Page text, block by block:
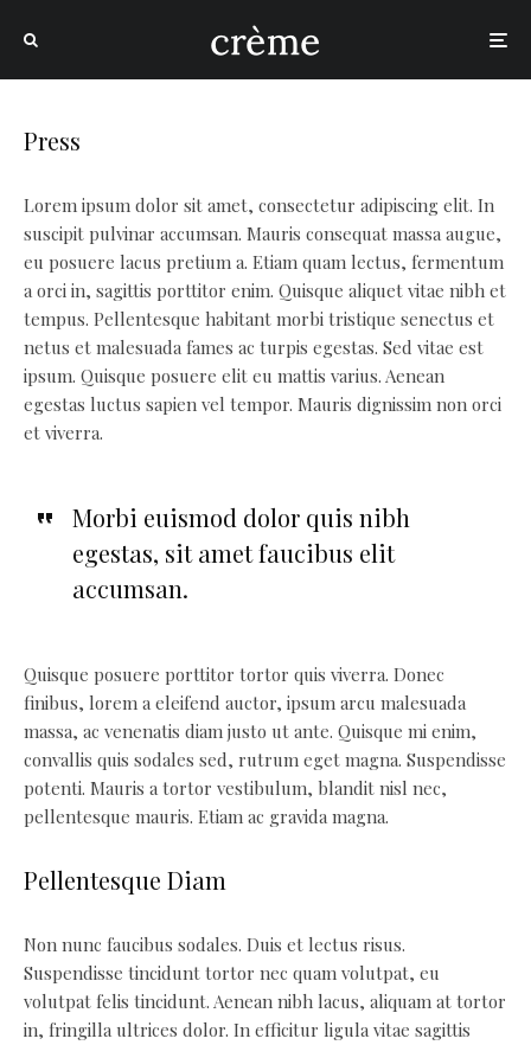
Press
Lorem ipsum dolor sit amet, consectetur adipiscing elit. In
suscipit pulvinar accumsan. Mauris consequat massa augue,
eu posuere lacus pretium a. Etiam quam lectus, fermentum
a orci in, sagittis porttitor enim. Quisque aliquet vitae nibh et
tempus. Pellentesque habitant morbi tristique senectus et
netus et malesuada fames ac turpis egestas. Sed vitae est
ipsum. Quisque posuere elit eu mattis varius. Aenean
egestas luctus sapien vel tempor. Mauris dignissim non orci
et viverra.
Morbi euismod dolor quis nibh
egestas, sit amet faucibus elit
accumsan.
Quisque posuere porttitor tortor quis viverra. Donec
finibus, lorem a eleifend auctor, ipsum arcu malesuada
massa, ac venenatis diam justo ut ante. Quisque mi enim,
convallis quis sodales sed, rutrum eget magna. Suspendisse
potenti. Mauris a tortor vestibulum, blandit nisl nec,
pellentesque mauris. Etiam ac gravida magna.
Pellentesque Diam
Non nunc faucibus sodales. Duis et lectus risus.
Suspendisse tincidunt tortor nec quam volutpat, eu
volutpat felis tincidunt. Aenean nibh lacus, aliquam at tortor
in, fringilla ultrices dolor. In efficitur ligula vitae sagittis